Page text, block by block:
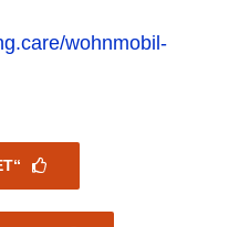
wohnmobil-